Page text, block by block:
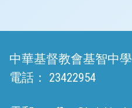
中華基督教會基智中學
電話：
23422954